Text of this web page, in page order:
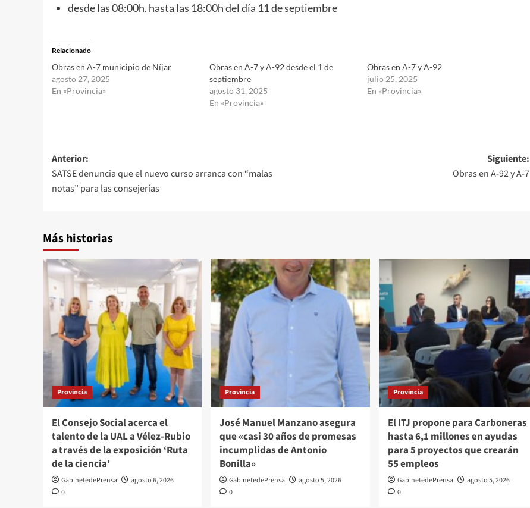
desde las 08:00h. hasta las 18:00h del día 11 de septiembre
Relacionado
Obras en A-7 municipio de Níjar
agosto 27, 2025
En «Provincia»
Obras en A-7 y A-92 desde el 1 de
septiembre
agosto 31, 2025
En «Provincia»
Obras en A-7 y A-92
julio 25, 2025
En «Provincia»
Navegación
de
entradas
Anterior:
SATSE denuncia que el nuevo curso arranca con “malas
notas” para las consejerías
Siguiente:
Obras en A-92 y A-7
Más historias
Provincia
El Consejo Social acerca el
talento de la UAL a Vélez-Rubio
a través de la exposición ‘Ruta
de la ciencia’
GabinetedePrensa
agosto 6, 2026
0
Provincia
José Manuel Manzano asegura
que «casi 30 años de promesas
incumplidas de Antonio
Bonilla»
GabinetedePrensa
agosto 5, 2026
0
Provincia
El ITJ propone para Carboneras
hasta 6,1 millones en ayudas
para 5 proyectos que crearán
55 empleos
GabinetedePrensa
agosto 5, 2026
0